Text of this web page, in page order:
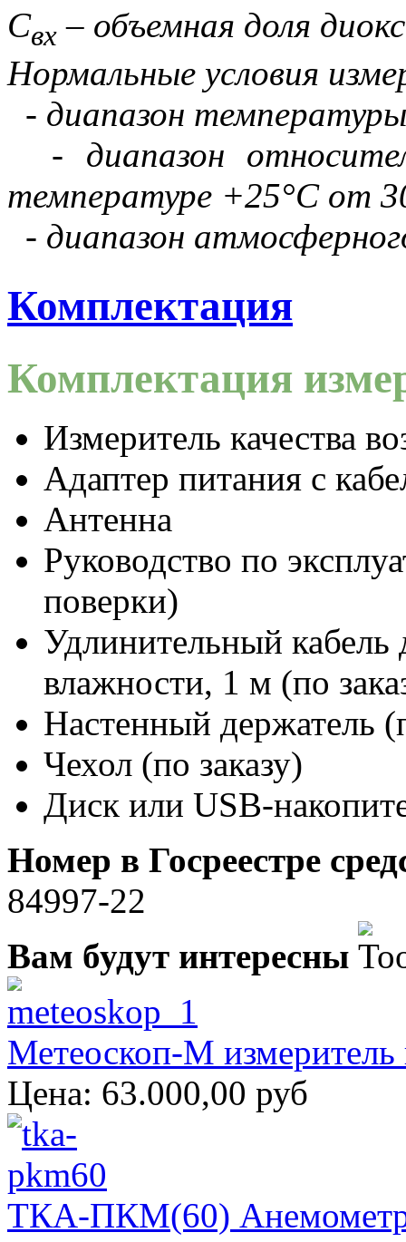
Свх – объемная доля
Нормальные условия
- диапазон
- диапазон
температуре +25°C от
- диапазон
Комплектация
Комплектация
Измеритель качества
Адаптер питания с
Антенна
Руководство по
поверки)
Удлинительный кабель
влажности, 1 м (по
Настенный держатель
Чехол (по заказу)
Диск или USB-
Номер в Госреестре
84997-22
Вам будут интересны
Метеоскоп-М
Цена: 63.000,00 руб
ТКА-ПКМ(60) Анемометр,